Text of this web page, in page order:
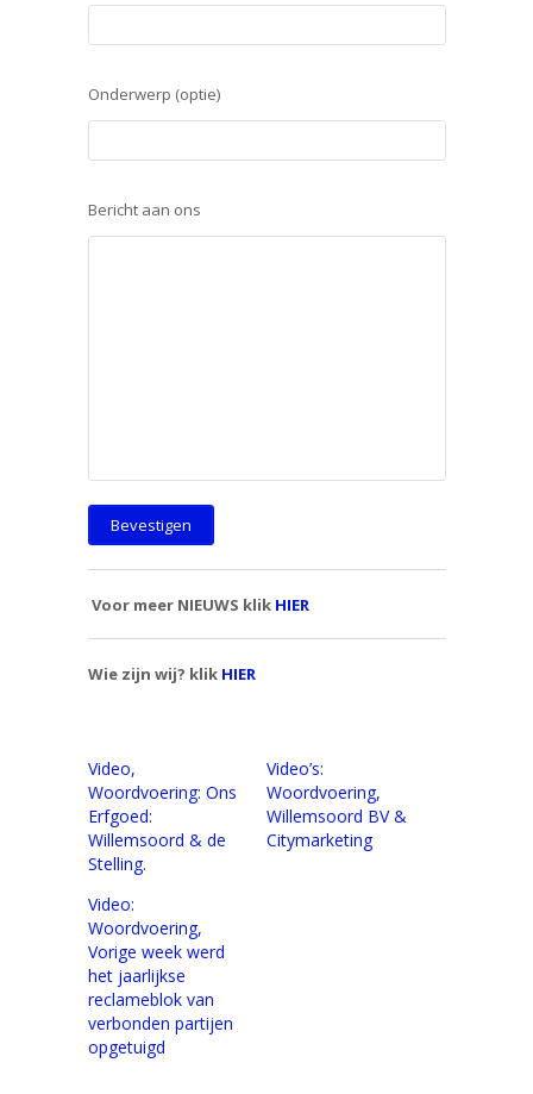
Onderwerp (optie)
Bericht aan ons
Voor meer NIEUWS klik HIER
Wie zijn wij? klik HIER
Video,
Woordvoering: Ons
Erfgoed:
Willemsoord & de
Stelling.
Video’s:
Woordvoering,
Willemsoord BV &
Citymarketing
Video:
Woordvoering,
Vorige week werd
het jaarlijkse
reclameblok van
verbonden partijen
opgetuigd